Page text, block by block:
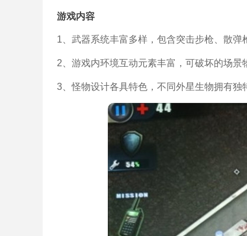
游戏内容
1、武器系统丰富多样，包含突击步枪、散弹
2、游戏内环境互动元素丰富，可破坏的场景
3、怪物设计各具特色，不同外星生物拥有独